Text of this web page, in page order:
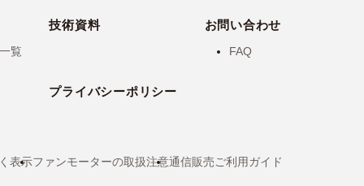
覧
技術資料 お問い合わせ
FAQ
プライバシーポリシー
表示ファンモーターの取扱注意通信販売ご利用ガイド